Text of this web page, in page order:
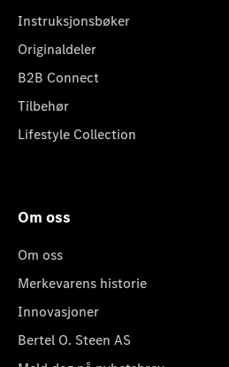
Instruksjonsbøker
Originaldeler
B2B Connect
Tilbehør
Lifestyle Collection
Om oss
Om oss
Merkevarens historie
Innovasjoner
Bertel O. Steen AS